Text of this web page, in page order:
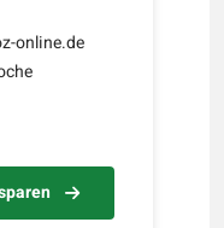
online.de